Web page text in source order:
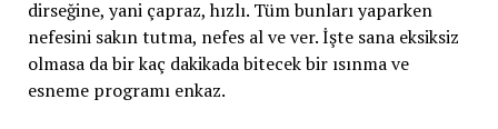
dirseğine, yani çapraz, hızlı. Tüm bunları yaparken
nefesini sakın tutma, nefes al ve ver. İşte sana eksiksiz
olmasa da bir kaç dakikada bitecek bir ısınma ve
esneme programı enkaz.